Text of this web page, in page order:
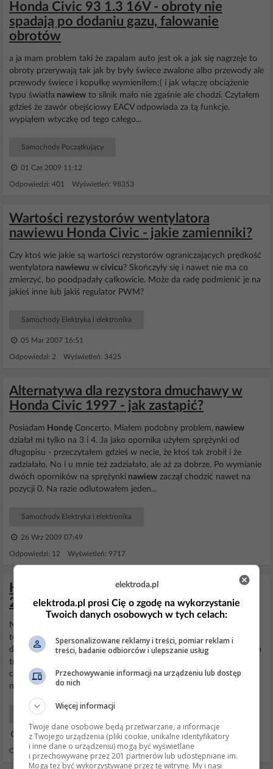
Honda Civic 93 1.3 16V - obroty nie
spadają po dodaniu gazu, falowanie
obrotów
a ja mam problem taki że zapalam auto jest ok a jak się nagrzeje to
obroty przerywają tak jak by były świece zwalone albo przewody ale
przewody świece i kopułkę wymieniłem:( i jak włączę obciążenie
typu światła nawiew to silnik mało nie zgaśnie ale chodzi. Czytałem
gdzieś że zawór obejściowy EACV odpowiada za tą funkcje.
wypiąłem wtyczkę od tego całego...
Samochody Początkujący
01 Cze 2009 11:12
Odpowiedzi: 401 Wyświetleń: 98353
Wartości rezystorów wentylatora
nawiewu Honda Civic - jakie zamienniki?
Czy ktoś wie jakie są wartości rezystorów ograniczających prędkość
wentylatora nawiewu w civicu? Skończyły się i nawet nie ma co
zmierzyć, bo poodpadały całkowicie. Może da radę podmienić je na
jakieś inne lub jakiś regulator PWM?
Samochody Elektryka i elektronika
05 Mar 2007 16:51
Odpowiedzi: 2 Wyświetleń: 3425
Alternatywa dla rezystora dmuchawy w
Honda Civic 1997 - jak zastąpić?
Posiadam Hondę Concerto. Miałem podobny problem, nawiew
działał mi tylko na 3 i 4. Ja jako opornika użyłem sprężynki od
długopisu - przeczytałem gdzieś w necie, że ktoś tak zrobił i że
zadziałało. No i u mnie też zadziałało, ale aż za dobrze. Po wymianie
dwóch oporników na sprężynki nawiew zaczął chodzić nawet na
pozycji 0. Na razie odlutowałem jeden...
Samochody Elektryka i elektronika
26 Wrz 2009 07:49
Odpowiedzi: 12 Wyświetleń: 9717
Honda Civic VII 1.4 16v, 66kW, HB 5D,
2001r. słabe ogrzewanie wnętrza.
Nie wiem czy tam temp. wody na nagrzewnicę reguluje jakiś
termostat (bo coś piszczesz o takowym) czy klasycnzie klapa
domykająca
nawiewzimnego z zewnątrz: - jeżeli to pierwsze - no to
trzeba sprawdzić ręką na gorącym silniku czy za nim wąż równie
ciepły co przed nim - dalej w kolejności ta klapa - może być zacięta
na otwartym i pakuje masy zimnego...
Samochody Początkujący
07 Sty 2017 09:51
Odpowiedzi: 7 Wyświetleń: 12081
elektroda.pl
elektroda.pl prosi Cię o zgodę na wykorzystanie
Twoich danych osobowych w tych celach:
Spersonalizowane reklamy i treści, pomiar reklam i
treści, badanie odbiorców i ulepszanie usług
Przechowywanie informacji na urządzeniu lub dostęp
do nich
Więcej informacji
Twoje dane osobowe będą przetwarzane, a informacje
z Twojego urządzenia (pliki cookie, unikalne identyfikatory
i inne dane o urządzeniu) mogą być wyświetlane
i przechowywane przez 201 partnerów lub udostępniane im.
Mogą też być wykorzystywane przez tę witrynę. My i nasi